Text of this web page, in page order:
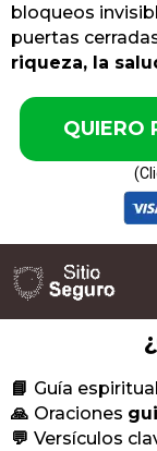
bloqueos
puertas
riqueza, la
QUIERO
📘 Guía espiritual
🙏 Oraciones
💬 Versículos